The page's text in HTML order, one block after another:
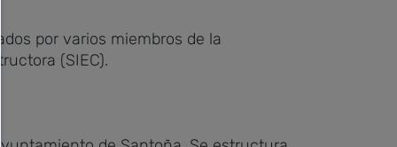
por varios miembros de la
(SIEC).